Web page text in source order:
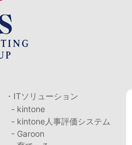
・ITソリューション
- kintone
- kintone人事評価システム
- Garoon